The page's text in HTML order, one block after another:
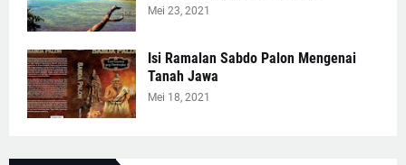
Mei 23, 2021
Isi Ramalan Sabdo Palon Mengenai
Tanah Jawa
Mei 18, 2021